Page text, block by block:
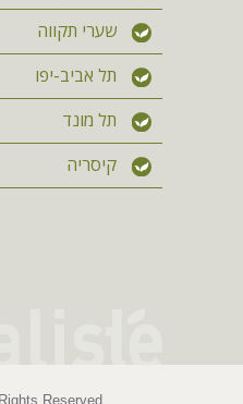
שערי תקווה
תל אביב-יפו
תל מונד
קיסריה
Reserved.